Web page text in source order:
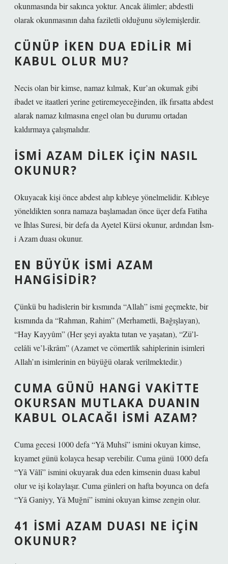
okunmasında bir sakınca yoktur. Ancak âlimler; abdestli
olarak okunmasının daha faziletli olduğunu söylemişlerdir.
CÜNÜP IKEN DUA EDILIR MI
KABUL OLUR MU?
Necis olan bir kimse, namaz kılmak, Kur’an okumak gibi
ibadet ve itaatleri yerine getiremeyeceğinden, ilk fırsatta abdest
alarak namaz kılmasına engel olan bu durumu ortadan
kaldırmaya çalışmalıdır.
İSMI AZAM DILEK İÇIN NASIL
OKUNUR?
Okuyacak kişi önce abdest alıp kıbleye yönelmelidir. Kıbleye
yöneldikten sonra namaza başlamadan önce üçer defa Fatiha
ve İhlas Suresi, bir defa da Ayetel Kürsi okunur, ardından İsm-
i Azam duası okunur.
EN BÜYÜK ISMI AZAM
HANGISIDIR?
Çünkü bu hadislerin bir kısmında “Allah” ismi geçmekte, bir
kısmında da “Rahman, Rahim” (Merhametli, Bağışlayan),
“Hay Kayyûm” (Her şeyi ayakta tutan ve yaşatan), “Zü’l-
celâli ve’l-ikrâm” (Azamet ve cömertlik sahiplerinin isimleri
Allah’ın isimlerinin en büyüğü olarak verilmektedir.)
CUMA GÜNÜ HANGI VAKITTE
OKURSAN MUTLAKA DUANIN
KABUL OLACAĞI ISMI AZAM?
Cuma gecesi 1000 defa “Yâ Muhsî” ismini okuyan kimse,
kıyamet günü kolayca hesap verebilir. Cuma günü 1000 defa
“Yâ Vâlî” ismini okuyarak dua eden kimsenin duası kabul
olur ve işi kolaylaşır. Cuma günleri on hafta boyunca on defa
“Yâ Ganiyy, Yâ Muğni” ismini okuyan kimse zengin olur.
41 ISMI AZAM DUASI NE IÇIN
OKUNUR?